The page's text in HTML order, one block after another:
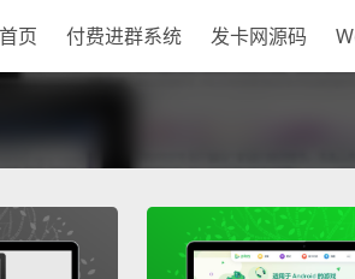
首页 付费进群系统 发卡网源码